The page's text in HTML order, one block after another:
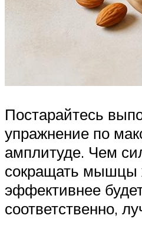
Постарайтесь
упражнение по
амплитуде. Чем
сокращать мышцы
эффективнее
соответственно,